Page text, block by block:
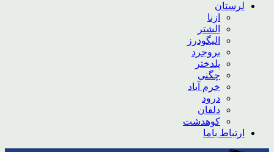
لرستان
ازنا
الشتر
الیگودرز
بروجرد
پلدختر
چگنی
خرم آباد
درود
دلفان
کوهدشت
ارتباط باما